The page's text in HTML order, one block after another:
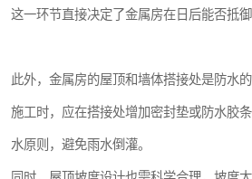
这一环节直接决定了金属房在日后能否抵御
此外，金属房的屋顶和墙体搭接处是防水的
施工时，应在搭接处增加密封垫或防水胶
水原则，避免雨水倒灌。